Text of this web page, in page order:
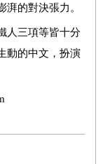
的對決張力。
人三項等皆十分
動的中文，扮演